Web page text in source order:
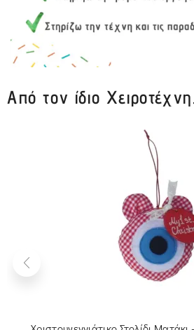
Από τον ίδιο